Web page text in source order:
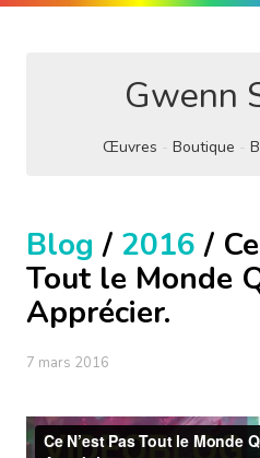
Gwenn
Œuvres Boutique
Blog / 2016 /
Tout le Monde
Apprécier.
7 mars 2016